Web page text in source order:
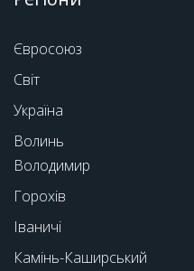
Євросоюз
Світ
Україна
Волинь
Володимир
Горохів
Іваничі
Камінь-Каширський